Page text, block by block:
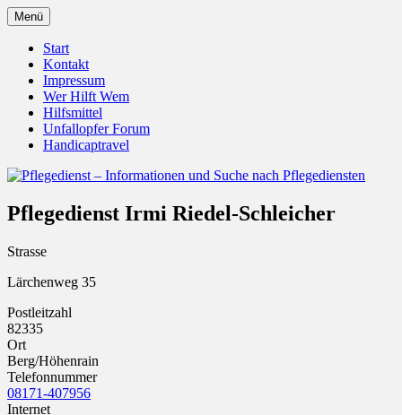
Zum
Inhalt
springen
Pflegedienst – Informationen
und Suche nach Pflegediensten
Unfallopfer – Hilfswerk
Menü
Start
Kontakt
Impressum
Wer Hilft Wem
Hilfsmittel
Unfallopfer Forum
Handicaptravel
Pflegedienst Irmi Riedel-Schleicher
Strasse
Lärchenweg 35
Postleitzahl
82335
Ort
Berg/Höhenrain
Telefonnummer
08171-407956
Internet